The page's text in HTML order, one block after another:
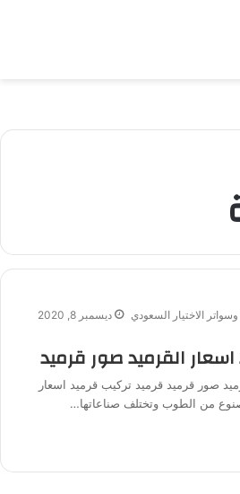
الاختيار السعودي
ديسمبر 8, 2020
القرميد صور قرميد
صور قرميد قرميد تركيب قرميد اسعار
من الطوب وتختلف صناعاتها…